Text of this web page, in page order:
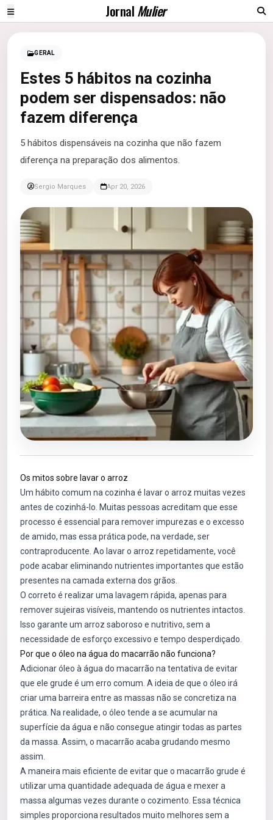
JornalMulier
GERAL
Estes 5 hábitos na cozinha
podem ser dispensados: não
fazem diferença
5 hábitos dispensáveis na cozinha que não fazem
diferença na preparação dos alimentos.
Sergio Marques Apr 20, 2026
Os mitos sobre lavar o arroz
Um hábito comum na cozinha é lavar o arroz muitas vezes
antes de cozinhá-lo. Muitas pessoas acreditam que esse
processo é essencial para remover impurezas e o excesso
de amido, mas essa prática pode, na verdade, ser
contraproducente. Ao lavar o arroz repetidamente, você
pode acabar eliminando nutrientes importantes que estão
presentes na camada externa dos grãos.
O correto é realizar uma lavagem rápida, apenas para
remover sujeiras visíveis, mantendo os nutrientes intactos.
Isso garante um arroz saboroso e nutritivo, sem a
necessidade de esforço excessivo e tempo desperdiçado.
Por que o óleo na água do macarrão não funciona?
Adicionar óleo à água do macarrão na tentativa de evitar
que ele grude é um erro comum. A ideia de que o óleo irá
criar uma barreira entre as massas não se concretiza na
prática. Na realidade, o óleo tende a se acumular na
superfície da água e não consegue atingir todas as partes
da massa. Assim, o macarrão acaba grudando mesmo
assim.
A maneira mais eficiente de evitar que o macarrão grude é
utilizar uma quantidade adequada de água e mexer a
massa algumas vezes durante o cozimento. Essa técnica
simples proporciona resultados muito melhores sem a